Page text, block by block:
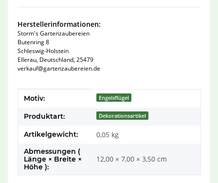
Herstellerinformationen:
Storm's Gartenzaubereien
Butenring 8
Schleswig-Holstein
Ellerau, Deutschland, 25479
verkauf@gartenzaubereien.de
Produkteigenschaft
Wert
Motiv: Engelsflügel
Produktart: Dekorationsartikel
Artikelgewicht: 0,05 kg
Abmessungen (
Länge × Breite ×
Höhe ):
12,00 × 7,00 × 3,50 cm